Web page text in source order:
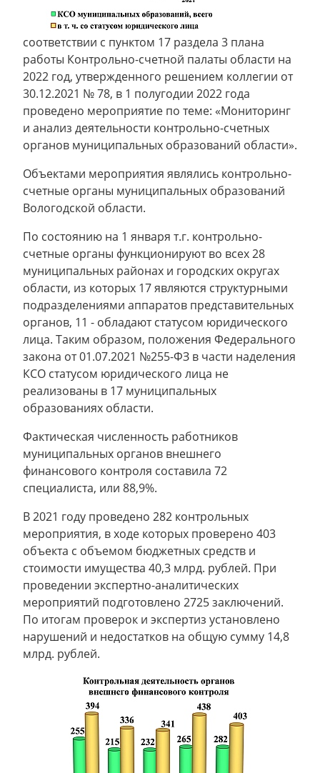
соответствии с пунктом 17 раздела 3 плана
работы Контрольно-счетной палаты области на
2022 год, утвержденного решением коллегии от
30.12.2021 № 78, в 1 полугодии 2022 года
проведено мероприятие по теме: «Мониторинг
и анализ деятельности контрольно-счетных
органов муниципальных образований области».
Объектами мероприятия являлись контрольно-
счетные органы муниципальных образований
Вологодской области.
По состоянию на 1 января т.г. контрольно-
счетные органы функционируют во всех 28
муниципальных районах и городских округах
области, из которых 17 являются структурными
подразделениями аппаратов представительных
органов, 11 - обладают статусом юридического
лица. Таким образом, положения Федерального
закона от 01.07.2021 №255-ФЗ в части наделения
КСО статусом юридического лица не
реализованы в 17 муниципальных
образованиях области.
Фактическая численность работников
муниципальных органов внешнего
финансового контроля составила 72
специалиста, или 88,9%.
В 2021 году проведено 282 контрольных
мероприятия, в ходе которых проверено 403
объекта с объемом бюджетных средств и
стоимости имущества 40,3 млрд. рублей. При
проведении экспертно-аналитических
мероприятий подготовлено 2725 заключений.
По итогам проверок и экспертиз установлено
нарушений и недостатков на общую сумму 14,8
млрд. рублей.